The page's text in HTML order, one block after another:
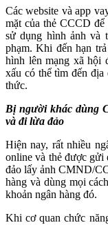
Các website và app
mặt của thẻ CCCD
sử dụng hình ảnh và
phạm. Khi đến hạn
hình lên mạng xã hội
xấu có thể tìm đến
thức.
Bị người khác dùng
và đi lừa đảo
Hiện nay, rất nhiều
online và thẻ được gửi
đảo lấy ảnh CMND/
hàng và dùng mọi
khoản ngân hàng đó.
Khi cơ quan chức